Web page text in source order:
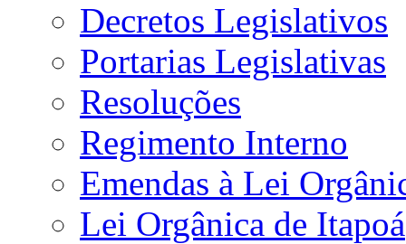
Decretos Legislativos
Portarias Legislativas
Resoluções
Regimento Interno
Emendas à Lei
Lei Orgânica de Itapoá